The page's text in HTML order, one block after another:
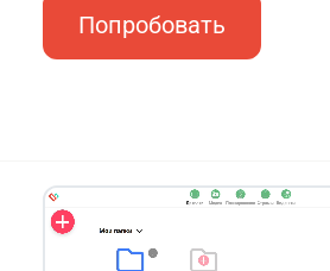
Попробовать